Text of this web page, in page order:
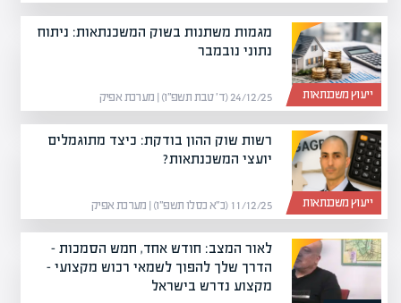
ייעוץ משכנתאות
מגמות משתנות בשוק המשכנתאות: ניתוח
נתוני נובמבר
24/12/25 (ד׳ טבת תשפ״ו) | מערכת אפיק
ייעוץ משכנתאות
רשות שוק ההון בודקת: כיצד מתוגמלים
יועצי המשכנתאות?
11/12/25 (כ״א כסלו תשפ״ו) | מערכת אפיק
לאור המצב: חודש אחד, חמש הסמכות –
הדרך שלך להפוך לשמאי רכוש מקצועי –
מקצוע נדרש בישראל